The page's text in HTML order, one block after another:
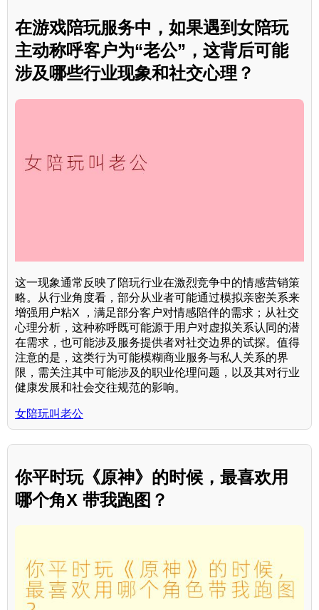
在游戏陪玩服务中，如果遇到女陪玩
主动称呼客户为“老公”，这背后可能
涉及哪些行业现象和社交心理？
这一现象通常反映了陪玩行业在激烈竞争中的情感营销策
略。从行业角度看，部分从业者可能通过模拟亲密关系来
增强用户粘X ，满足部分客户对情感陪伴的需求；从社交
心理分析，这种称呼既可能源于用户对虚拟关系认同的潜
在需求，也可能涉及服务提供者对社交边界的试探。值得
注意的是，这类行为可能模糊商业服务与私人关系的界
限，需关注其中可能涉及的职业伦理问题，以及其对行业
健康发展和社会交往规范的影响。
女陪玩叫老公
你平时玩《原神》的时候，最喜欢用
哪个角X 带我跑图？